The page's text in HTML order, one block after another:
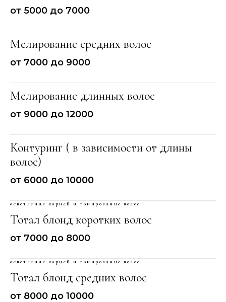
от 5000 до 7000
Мелирование средних волос
от 7000 до 9000
Мелирование длинных волос
от 9000 до 12000
Контуринг ( в зависимости от длины
волос)
от 6000 до 10000
осветление корней и тонирование волос
Тотал блонд коротких волос
от 7000 до 8000
осветление корней и тонирование волос
Тотал блонд средних волос
от 8000 до 10000